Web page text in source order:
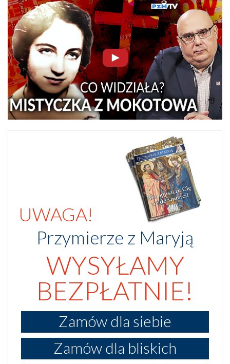
UWAGA!
Przymierze z Maryją
WYSYŁAMY
BEZPŁATNIE!
Zamów dla siebie
Zamów dla bliskich